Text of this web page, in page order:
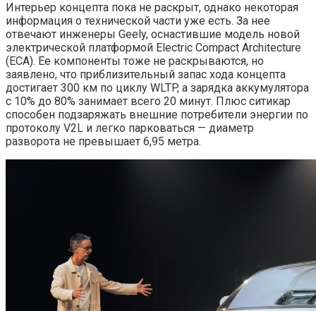
Интерьер концепта пока не раскрыт, однако некоторая
информация о технической части уже есть. За нее
отвечают инженеры Geely, оснастившие модель новой
электрической платформой Electric Compact Architecture
(ECA). Ее компоненты тоже не раскрываются, но
заявлено, что приблизительный запас хода концепта
достигает 300 км по циклу WLTP, а зарядка аккумулятора
с 10% до 80% занимает всего 20 минут. Плюс ситикар
способен подзаряжать внешние потребители энергии по
протоколу V2L и легко парковаться — диаметр
разворота не превышает 6,95 метра.